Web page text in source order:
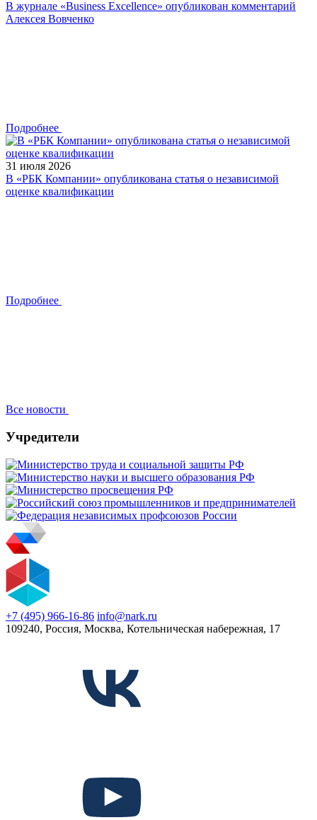
В журнале «Business Excellence» опубликован комментарий
Алексея Вовченко
Подробнее
31 июля 2026
В «РБК Компании» опубликована статья о независимой
оценке квалификации
Подробнее
Все новости
Учредители
+7 (495) 966-16-86 info@nark.ru
109240, Россия, Москва, Котельническая набережная, 17